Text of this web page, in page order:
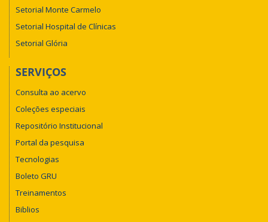
Setorial Monte Carmelo
Setorial Hospital de Clínicas
Setorial Glória
SERVIÇOS
Consulta ao acervo
Coleções especiais
Repositório Institucional
Portal da pesquisa
Tecnologias
Boleto GRU
Treinamentos
Biblios